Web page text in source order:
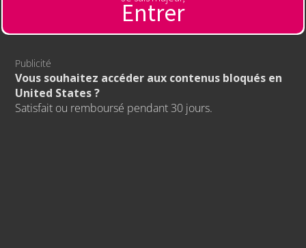
Entrer
Publicité
Vous souhaitez accéder aux contenus bloqués en
United States ?
Satisfait ou remboursé pendant 30 jours.